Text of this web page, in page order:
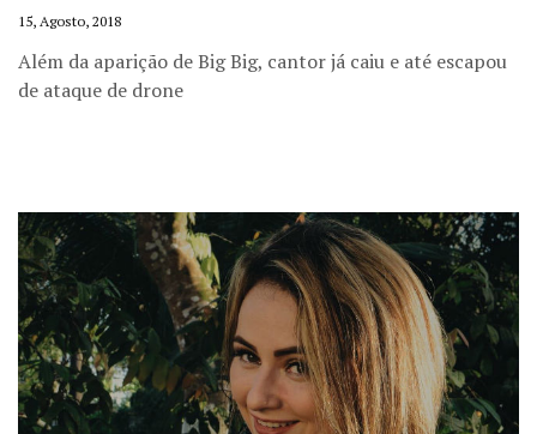
15, Agosto, 2018
Além da aparição de Big Big, cantor já caiu e até escapou
de ataque de drone